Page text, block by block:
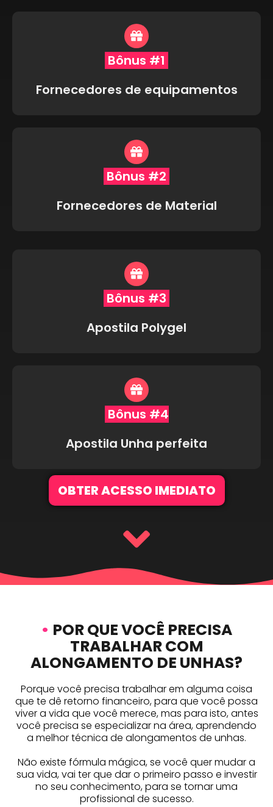
Bônus #1
Fornecedores de equipamentos
Bônus #2
Fornecedores de Material
Bônus #3
Apostila Polygel
Bônus #4
Apostila Unha perfeita
OBTER ACESSO IMEDIATO
• POR QUE VOCÊ PRECISA
TRABALHAR COM
ALONGAMENTO DE UNHAS?
Porque você precisa trabalhar em alguma coisa
que te dê retorno financeiro, para que você possa
viver a vida que você merece, mas para isto, antes
você precisa se especializar na área, aprendendo
a melhor técnica de alongamentos de unhas.
Não existe fórmula mágica, se você quer mudar a
sua vida, vai ter que dar o primeiro passo e investir
no seu conhecimento, para se tornar uma
profissional de sucesso.